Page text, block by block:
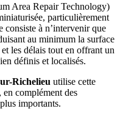
Area Repair Technology)
particulièrement
consiste à n’intervenir que
au minimum la surface
les délais tout en offrant un
définis et localisés.
Richelieu utilise cette
complément des
importants.